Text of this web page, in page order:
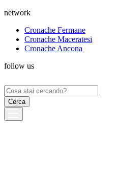
network
Cronache Fermane
Cronache Maceratesi
Cronache Ancona
follow us
Ricerca
per: